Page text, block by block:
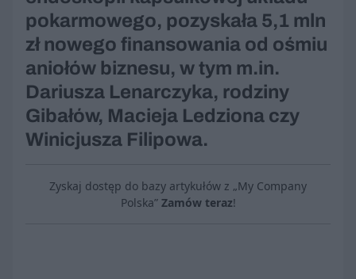
pokarmowego, pozyskała 5,1 mln
zł nowego finansowania od ośmiu
aniołów biznesu, w tym m.in.
Dariusza Lenarczyka, rodziny
Gibałów, Macieja Ledziona czy
Winicjusza Filipowa.
Zyskaj dostęp do bazy artykułów z „My Company
Polska” Zamów teraz!